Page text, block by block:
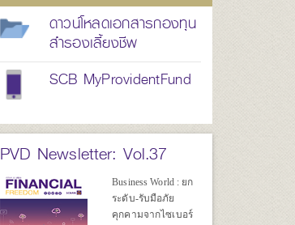
ดาวน์โหลดเอกสารกองทุน
สำรองเลี้ยงชีพ
SCB MyProvidentFund
PVD Newsletter: Vol.37
Business World : ยก
ระดับ-รับมือภัย
คุกคามจากไซเบอร์